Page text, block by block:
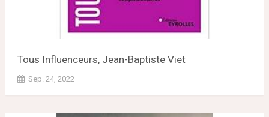
Tous Influenceurs, Jean-Baptiste Viet
Sep. 24, 2022